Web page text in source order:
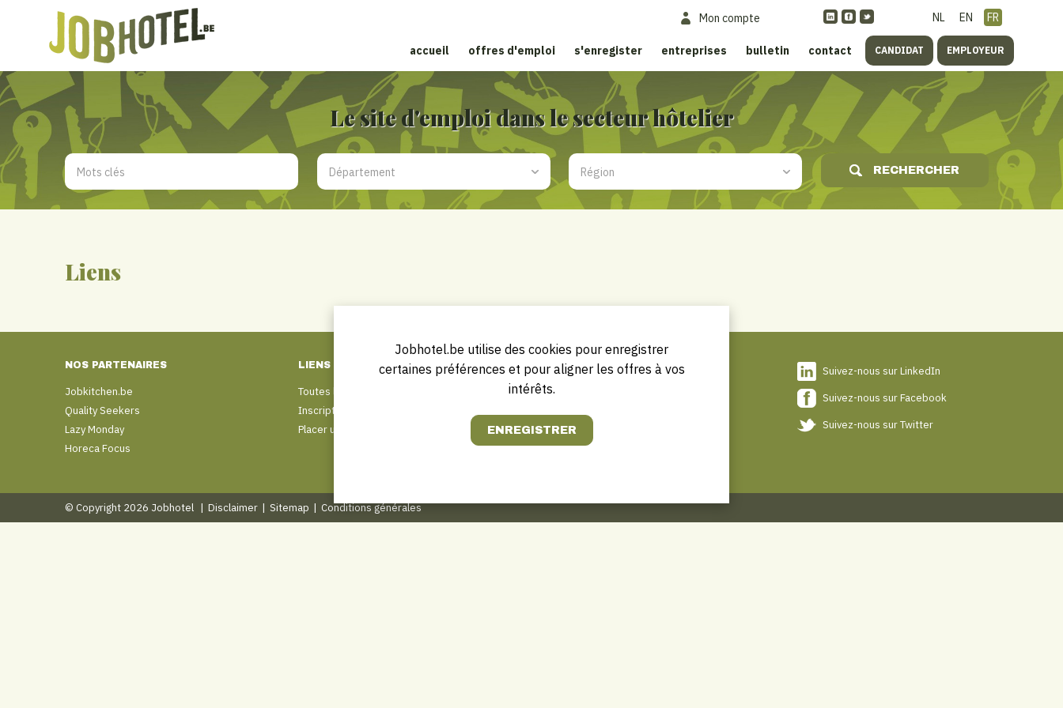
NL EN FR
Mon compte
accueil offres d'emploi s'enregister entreprises bulletin contact CANDIDAT EMPLOYEUR
Le site d'emploi dans le secteur hôtelier
RECHERCHER
Liens
NOS PARTENAIRES
Jobkitchen.be
Quality Seekers
Lazy Monday
Horeca Focus
LIENS
Toutes les offres d'emploi
Inscription candidat
Placer une annonce
Jobhotel.be
Bosmanslei 31
B–2018 Anvers
Hotline : 0032 (0) 471/111.000
tips@jobhotel.be
Suivez-nous sur LinkedIn
Suivez-nous sur Facebook
Suivez-nous sur Twitter
© Copyright 2026 Jobhotel | Disclaimer | Sitemap | Conditions générales
Jobhotel.be utilise des cookies pour enregistrer
certaines préférences et pour aligner les offres à vos
intérêts.